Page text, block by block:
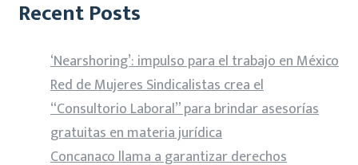
Recent Posts
‘Nearshoring’: impulso para el trabajo en México
Red de Mujeres Sindicalistas crea el
“Consultorio Laboral” para brindar asesorías
gratuitas en materia jurídica
Concanaco llama a garantizar derechos